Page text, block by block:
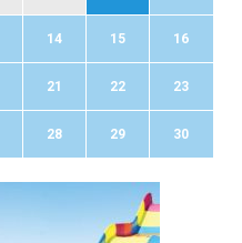
14 15 16
21 22 23
28 29 30